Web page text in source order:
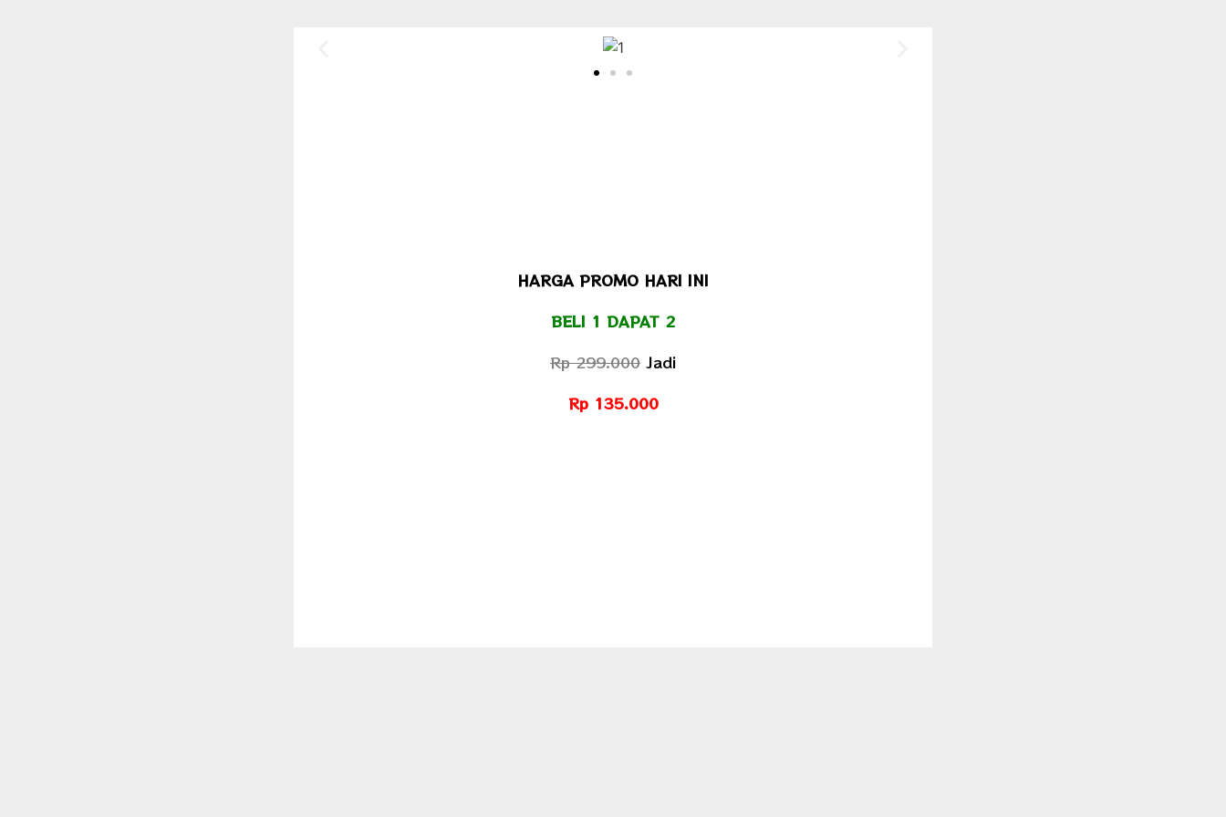
HARGA PROMO HARI INI
BELI 1 DAPAT 2
Rp 299.000 Jadi
Rp 135.000